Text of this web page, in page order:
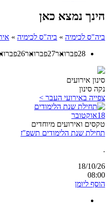
הינך נמצא כאן
ביה"ס לכימיה » ביה"ס לכימיה »
28פברואר27פברואר26
סינון אירועים
נקה סינון
צפייה באירועי העבר >
18אוקטובר
טקסים ואירועים מיוחדים
תחילת שנת הלימודים תשפ"ז
.
18/10/26
08:00
הוסף ליומן